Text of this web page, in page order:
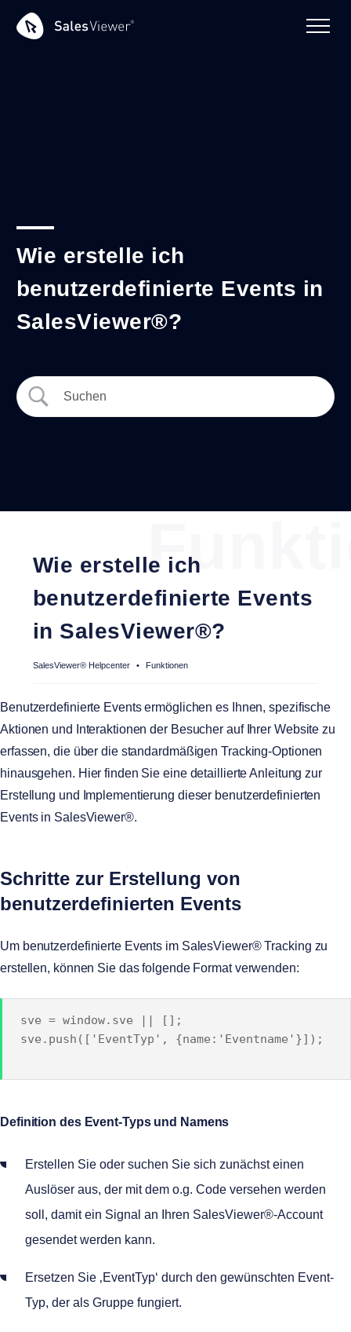
Wie erstelle ich
benutzerdefinierte Events in
SalesViewer®?
Wie erstelle ich
benutzerdefinierte Events
in SalesViewer®?
SalesViewer® Helpcenter • Funktionen
Benutzerdefinierte Events ermöglichen es Ihnen, spezifische
Aktionen und Interaktionen der Besucher auf Ihrer Website zu
erfassen, die über die standardmäßigen Tracking-Optionen
hinausgehen. Hier finden Sie eine detaillierte Anleitung zur
Erstellung und Implementierung dieser benutzerdefinierten
Events in SalesViewer®.
Schritte zur Erstellung von
benutzerdefinierten Events
Um benutzerdefinierte Events im SalesViewer® Tracking zu
erstellen, können Sie das folgende Format verwenden:
sve = window.sve || [];
sve.push(['EventTyp', {name:'Eventname'}]);
Definition des Event-Typs und Namens
Erstellen Sie oder suchen Sie sich zunächst einen
Auslöser aus, der mit dem o.g. Code versehen werden
soll, damit ein Signal an Ihren SalesViewer®-Account
gesendet werden kann.
Ersetzen Sie ‚EventTyp‘ durch den gewünschten Event-
Typ, der als Gruppe fungiert.